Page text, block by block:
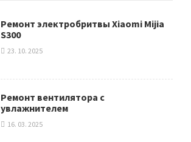
Ремонт электробритвы Xiaomi Mijia
S300
23. 10. 2025
Ремонт вентилятора с
увлажнителем
16. 03. 2025